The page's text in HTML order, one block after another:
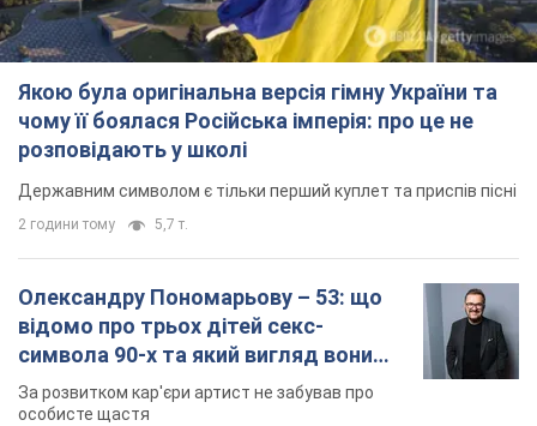
Якою була оригінальна версія гімну України та
чому її боялася Російська імперія: про це не
розповідають у школі
Державним символом є тільки перший куплет та приспів пісні
2 години тому 5,7 т.
Олександру Пономарьову – 53: що
відомо про трьох дітей секс-
символа 90-х та який вигляд вони
мають
За розвитком кар'єри артист не забував про
особисте щастя